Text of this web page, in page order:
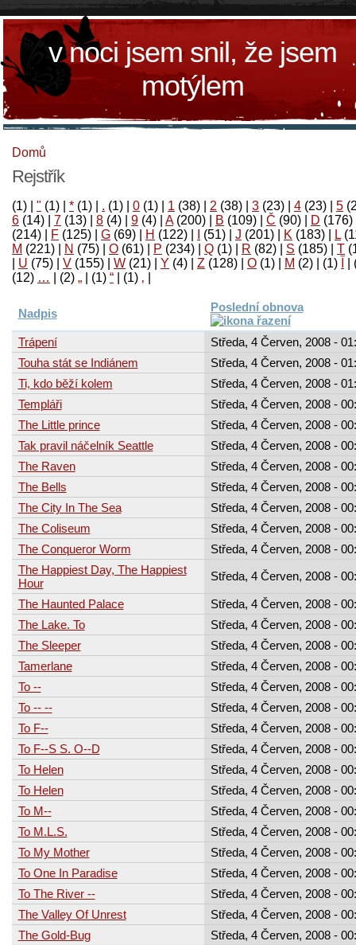
v noci jsem snil, že jsem
motýlem
Domů
Rejstřík
(1) " (1) * (1) . (1) 0 (1) 1 (38) 2 (38) 3 (23) 4 (23) 5
6 (14) 7 (13) 8 (4) 9 (4) A(200) B (109) Č (90) D (176)
(214)
F (125) G (69) H (122) (51) J (201) K (183) L
M (221) N (75) O (61) P (234) Q (1) R (82) S (185) T
U (75) V (155) W (21) Y (4) Z (128) Ο (1) М (2)
(1)
‚
(1)
“
(1)
„
(2)
…
(12)
Nadpis Poslední obnova
Trápení
Středa, 4 Červen, 2008 -
Touha stát se Indiánem
Středa, 4 Červen, 2008 -
Ti, kdo běží kolem
Středa, 4 Červen, 2008 -
Templáři
Středa, 4 Červen, 2008 -
The Little prince
Středa, 4 Červen, 2008 -
Tak pravil náčelník Seattle
Středa, 4 Červen, 2008 -
The Raven
Středa, 4 Červen, 2008 -
The Bells
Středa, 4 Červen, 2008 -
The City In The Sea
Středa, 4 Červen, 2008 -
The Coliseum
Středa, 4 Červen, 2008 -
The Conqueror Worm
Středa, 4 Červen, 2008 -
The Happiest Day, The Happiest
Hour
Středa, 4 Červen, 2008 -
The Haunted Palace
Středa, 4 Červen, 2008 -
The Lake. To
Středa, 4 Červen, 2008 -
The Sleeper
Středa, 4 Červen, 2008 -
Tamerlane
Středa, 4 Červen, 2008 -
To --
Středa, 4 Červen, 2008 -
To -- --
Středa, 4 Červen, 2008 -
To F--
Středa, 4 Červen, 2008 -
To F--S S. O--D
Středa, 4 Červen, 2008 -
To Helen
Středa, 4 Červen, 2008 -
To Helen
Středa, 4 Červen, 2008 -
To M--
Středa, 4 Červen, 2008 -
To M.L.S.
Středa, 4 Červen, 2008 -
To My Mother
Středa, 4 Červen, 2008 -
To One In Paradise
Středa, 4 Červen, 2008 -
To The River --
Středa, 4 Červen, 2008 -
The Valley Of Unrest
Středa, 4 Červen, 2008 -
The Gold-Bug
Středa, 4 Červen, 2008 -